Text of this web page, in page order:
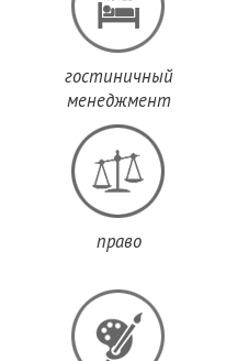
гостиничный
менеджмент
право